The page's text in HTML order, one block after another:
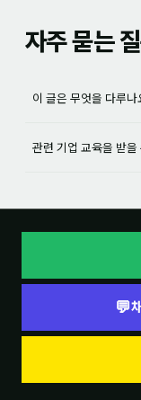
자주 묻는
이 글은 무엇을 다루나
관련 기업 교육을 받을
💬